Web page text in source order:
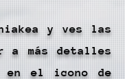
y ves las
a más detalles
en el icono de